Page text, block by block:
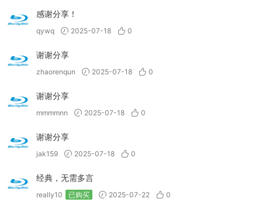
感谢分享！
qywq 2025-07-18 0
谢谢分享
zhaorenqun 2025-07-18 0
谢谢分享
mmmmnn 2025-07-18 0
谢谢分享
jak159 2025-07-18 0
经典，无需多言
really10 已购买 2025-07-22 0